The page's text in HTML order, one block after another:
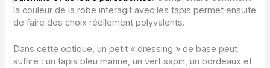
la couleur de la robe interagit avec les tapis permet ensuite
de faire des choix réellement polyvalents.
Dans cette optique, un petit « dressing » de base peut
suffire : un tapis bleu marine, un vert sapin, un bordeaux et